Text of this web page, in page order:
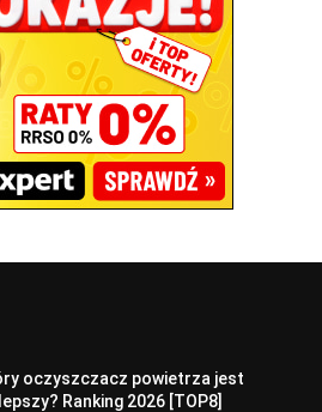
oczyszczacz powietrza jest
Ranking 2026 [TOP8]